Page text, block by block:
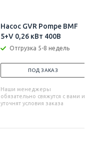
Насос GVR Pompe BMF
5+V 0,26 кВт 400В
Отгрузка 5-8 недель
ПОД ЗАКАЗ
Наши менеджеры
обязательно свяжутся с вами и
уточнят условия заказа